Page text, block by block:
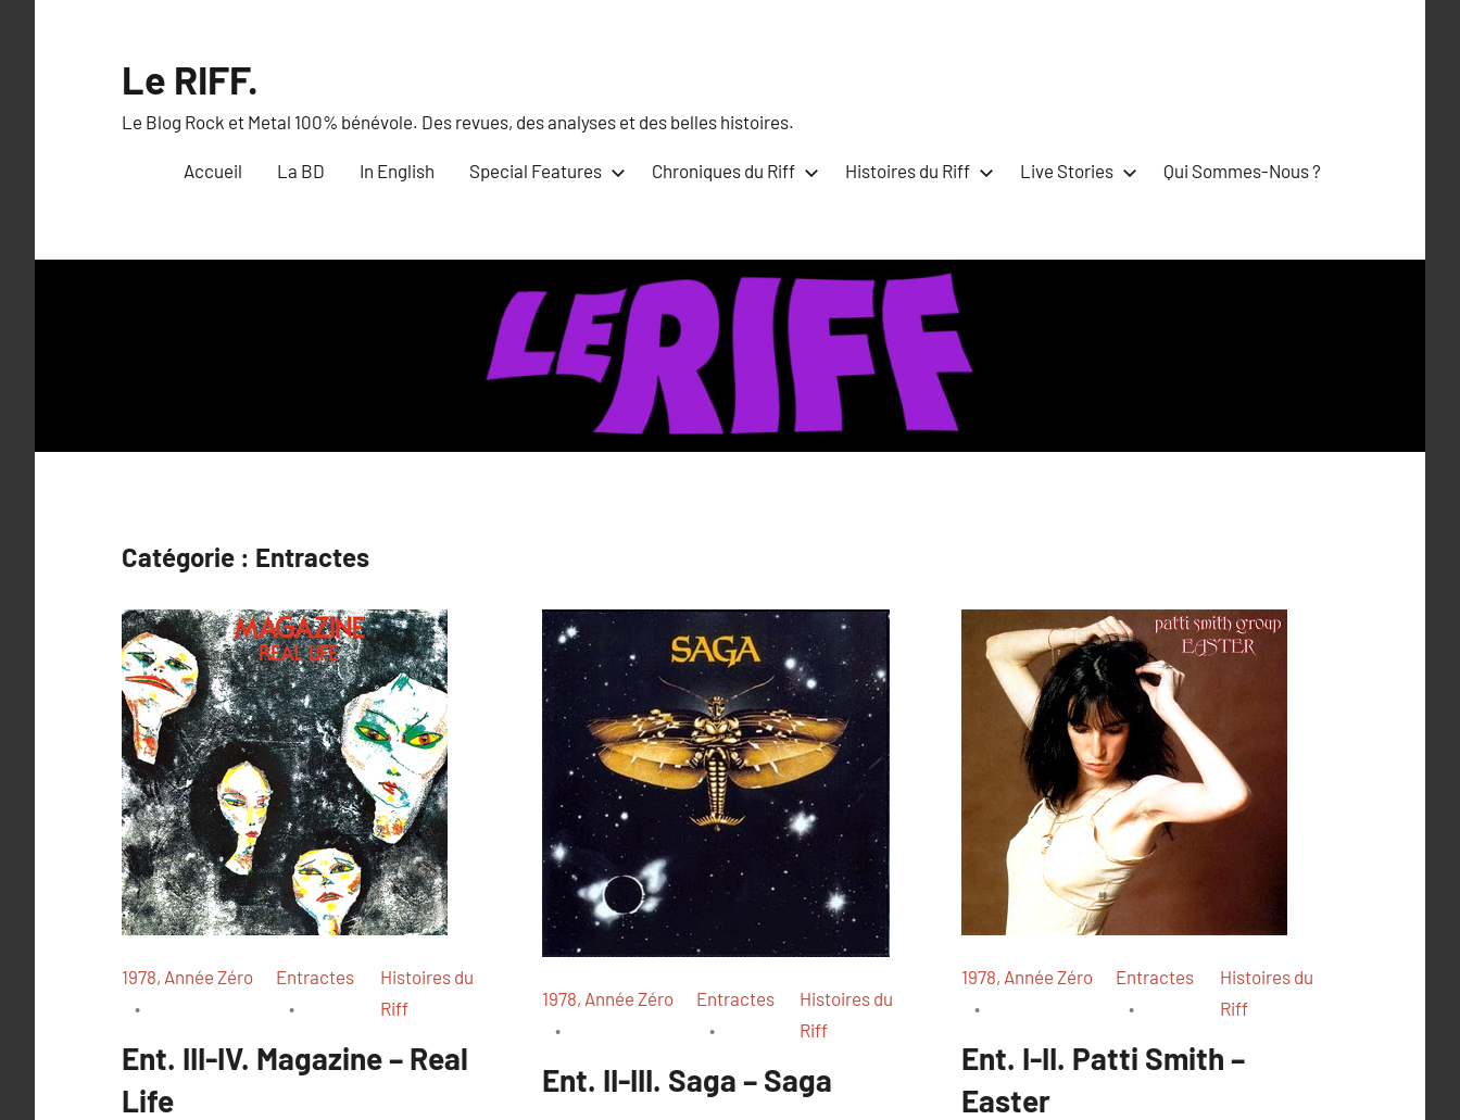
Le RIFF.
Le Blog Rock et Metal 100% bénévole. Des revues, des analyses et des belles histoires.
Accueil La BD In English Special Features Chroniques du Riff Histoires du Riff Live Stories Qui Sommes-Nous ?
Catégorie : Entractes
1978, Année Zéro Entractes
Histoires du
Riff
Ent. III-IV. Magazine – Real
Life
1978, Année Zéro Entractes
Histoires du
Riff
Ent. II-III. Saga – Saga
1978, Année Zéro Entractes
Histoires du
Riff
Ent. I-II. Patti Smith –
Easter